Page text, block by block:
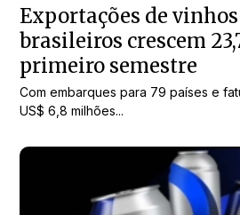
Exportações de
brasileiros crescem
primeiro semestre
Com embarques para 79 países e
US$ 6,8 milhões...